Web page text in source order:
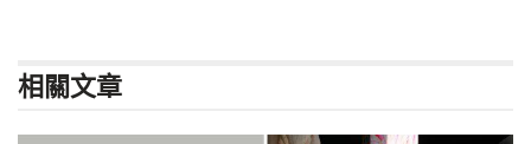
相關文章